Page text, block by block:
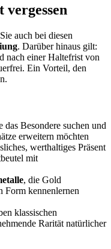
auch bei diesen
. Darüber hinaus gilt:
nach einer Haltefrist von
Ein Vorteil, den
das Besondere suchen und
erweitern möchten
werthaltiges Präsent
mit
, die Gold
Form kennenlernen
klassischen
Rarität natürlicher